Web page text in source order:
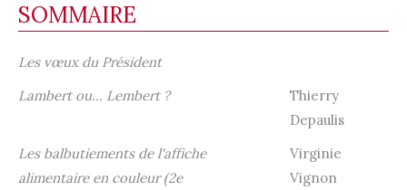
SOMMAIRE
Les vœux du Président
Lambert ou... Lembert ?
Thierry
Depaulis
Les balbutiements de l'affiche
alimentaire en couleur (2e
Virginie
Vignon